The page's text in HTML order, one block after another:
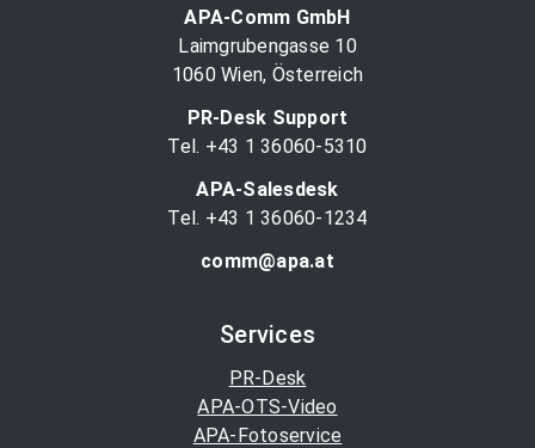
APA-Comm GmbH
Laimgrubengasse 10
1060 Wien, Österreich
PR-Desk Support
Tel. +43 1 36060-5310
APA-Salesdesk
Tel. +43 1 36060-1234
comm@apa.at
Services
PR-Desk
APA-OTS-Video
APA-Fotoservice